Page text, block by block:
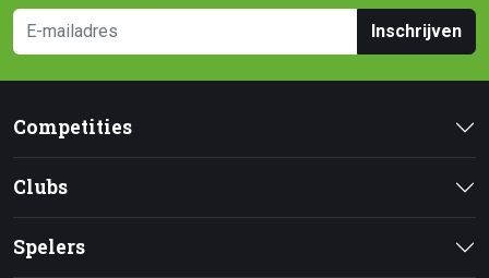
Inschrijven
Competities
Clubs
Spelers